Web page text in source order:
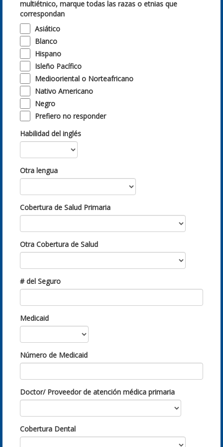
multiétnico, marque todas las razas o etnias que
correspondan
Asiático
Blanco
Hispano
Isleño Pacífico
Mediooriental o Norteafricano
Nativo Americano
Negro
Prefiero no responder
Habilidad del inglés
Otra lengua
Cobertura de Salud Primaria
Otra Cobertura de Salud
# del Seguro
Medicaid
Número de Medicaid
Doctor/ Proveedor de atención médica primaria
Cobertura Dental